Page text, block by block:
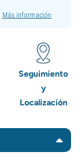
Más información
Seguimiento
y
Localización